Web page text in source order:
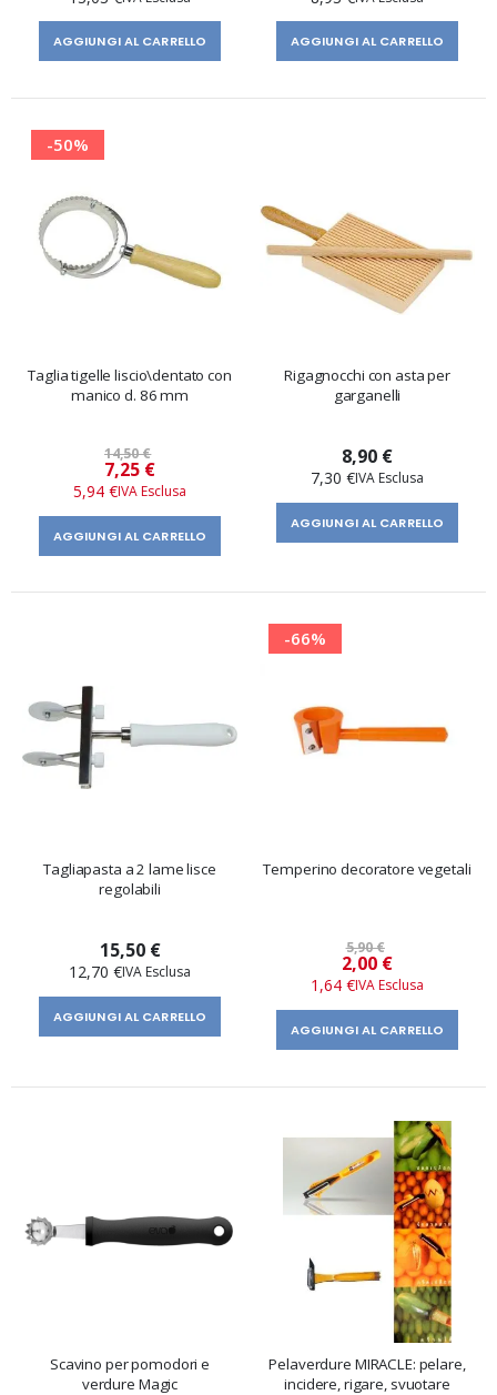
AGGIUNGI AL CARRELLO AGGIUNGI AL CARRELLO
-50%
Taglia tigelle liscio\dentato con
manico d. 86 mm
14,50 €
Prezzo
speciale
7,25 €
5,94 €
AGGIUNGI AL CARRELLO
Rigagnocchi con asta per
garganelli
8,90 €
7,30 €
AGGIUNGI AL CARRELLO
Tagliapasta a 2 lame lisce
regolabili
15,50 €
12,70 €
AGGIUNGI AL CARRELLO
-66%
Temperino decoratore vegetali
5,90 €
Prezzo
speciale
2,00 €
1,64 €
AGGIUNGI AL CARRELLO
Scavino per pomodori e
verdure Magic
Pelaverdure MIRACLE: pelare,
incidere, rigare, svuotare